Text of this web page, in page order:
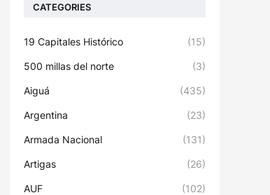
CATEGORIES
19 Capitales Histórico (15)
500 millas del norte (3)
Aiguá (435)
Argentina (23)
Armada Nacional (131)
Artigas (26)
AUF (102)